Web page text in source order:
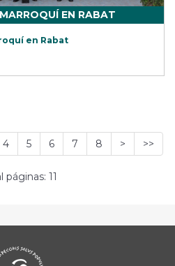
EN RABAT
en Rabat
4 5 6 7 8 > >>
páginas: 11